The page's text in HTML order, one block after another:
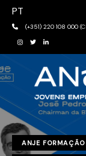
PT
(+351) 220 108 000
ANJE